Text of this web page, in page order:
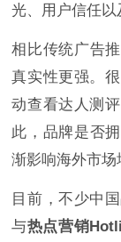
光、用户信任以
相比传统广告
真实性更强。
动查看达人测
此，品牌是否
渐影响海外市场
目前，不少中
与热点营销